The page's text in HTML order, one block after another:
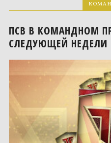
ПСВ В КОМАНДНОМ
СЛЕДУЮЩЕЙ НЕДЕЛИ